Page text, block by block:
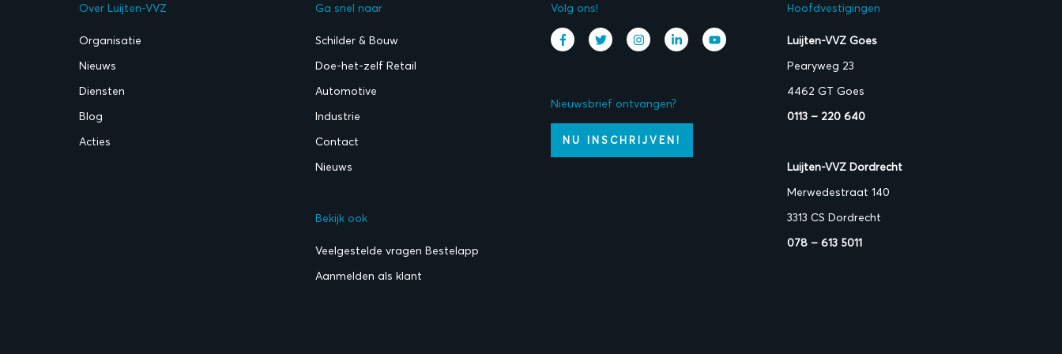
Over Luijten-VVZ
Organisatie
Nieuws
Diensten
Blog
Acties
Ga snel naar
Schilder & Bouw
Doe-het-zelf Retail
Automotive
Industrie
Contact
Nieuws
Bekijk ook
Veelgestelde vragen Bestelapp
Aanmelden als klant
Volg ons!
Nieuwsbrief ontvangen?
NU INSCHRIJVEN!
Hoofdvestigingen
Luijten-VVZ Goes
Pearyweg 23
4462 GT Goes
0113 – 220 640
Luijten-VVZ Dordrecht
Merwedestraat 140
3313 CS Dordrecht
078 – 613 5011